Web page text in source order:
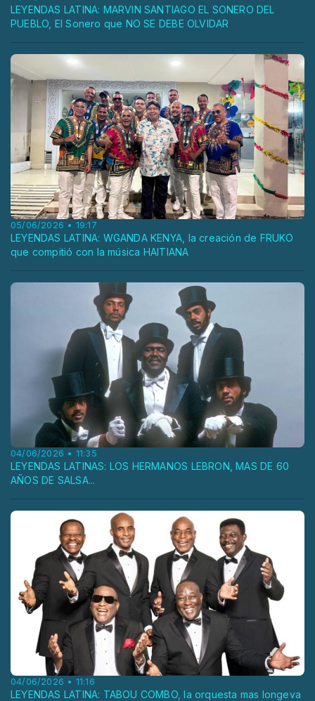
LEYENDAS LATINA: MARVIN SANTIAGO EL SONERO DEL
PUEBLO, El Sonero que NO SE DEBE OLVIDAR
05/06/2026 • 19:17
LEYENDAS LATINA: WGANDA KENYA, la creación de FRUKO
que compitió con la música HAITIANA
04/06/2026 • 11:35
LEYENDAS LATINAS: LOS HERMANOS LEBRON, MAS DE 60
AÑOS DE SALSA...
04/06/2026 • 11:16
LEYENDAS LATINA: TABOU COMBO, la orquesta mas longeva